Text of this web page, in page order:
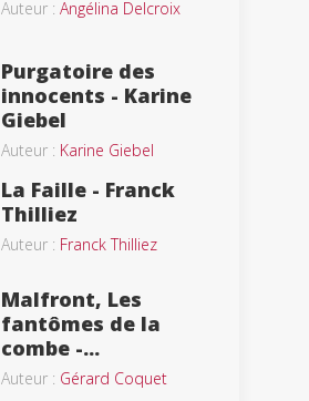
Auteur : Angélina Delcroix
Purgatoire des
innocents - Karine
Giebel
Auteur : Karine Giebel
La Faille - Franck
Thilliez
Auteur : Franck Thilliez
Malfront, Les
fantômes de la
combe -...
Auteur : Gérard Coquet